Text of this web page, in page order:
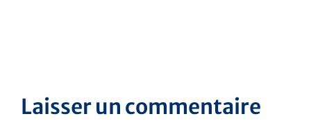
Laisser un commentaire